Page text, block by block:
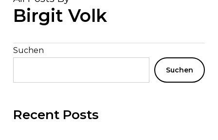
Birgit Volk
Suchen
Suchen
Recent Posts